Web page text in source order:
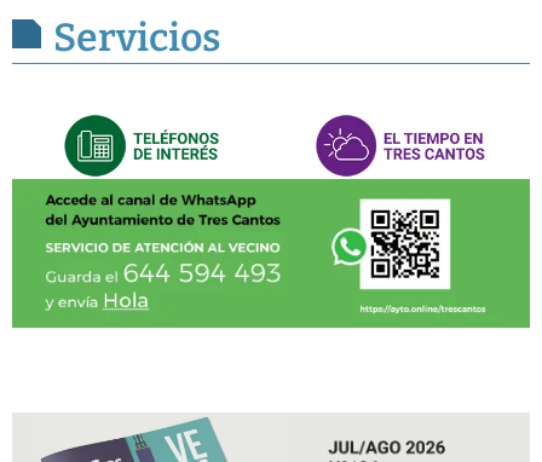
Servicios